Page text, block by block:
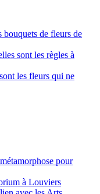
de fleurs de
sont les règles à
les fleurs qui ne
pour
à Louviers